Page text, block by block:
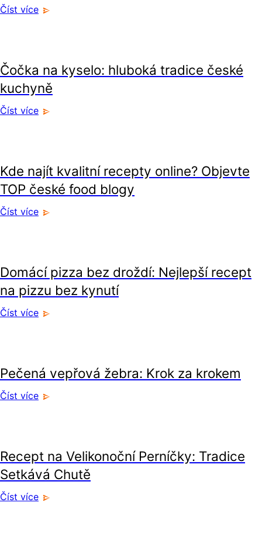
Číst více
Čočka na kyselo: hluboká tradice české
kuchyně
Číst více
Kde najít kvalitní recepty online? Objevte
TOP české food blogy
Číst více
Domácí pizza bez droždí: Nejlepší recept
na pizzu bez kynutí
Číst více
Pečená vepřová žebra: Krok za krokem
Číst více
Recept na Velikonoční Perníčky: Tradice
Setkává Chutě
Číst více